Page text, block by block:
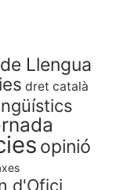
Llengua
dret català
opinió
d'Ofici